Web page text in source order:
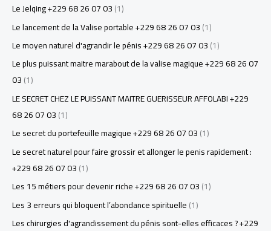
Le Jelqing +229 68 26 07 03(1)
Le lancement de la Valise portable +229 68 26 07 03(1)
Le moyen naturel d'agrandir le pénis +229 68 26 07 03(1)
Le plus puissant maitre marabout de la valise magique +229 68 26 07
03(1)
LE SECRET CHEZ LE PUISSANT MAITRE GUERISSEUR AFFOLABI +229
68 26 07 03(1)
Le secret du portefeuille magique +229 68 26 07 03(1)
Le secret naturel pour faire grossir et allonger le penis rapidement :
+229 68 26 07 03(1)
Les 15 métiers pour devenir riche +229 68 26 07 03(1)
Les 3 erreurs qui bloquent l’abondance spirituelle(1)
Les chirurgies d'agrandissement du pénis sont-elles efficaces ? +229